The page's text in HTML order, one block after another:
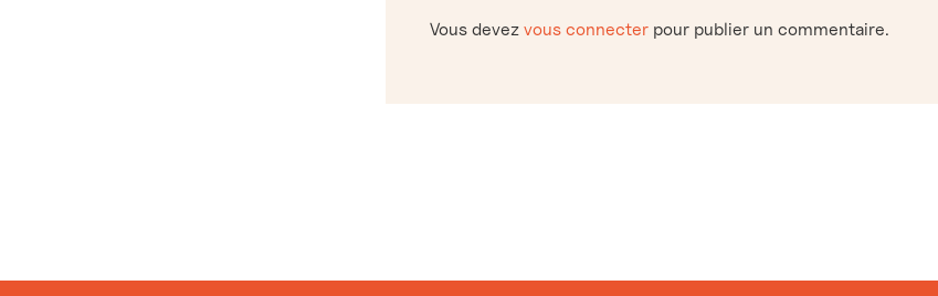
Vous devez vous connecter pour publier un commentaire.